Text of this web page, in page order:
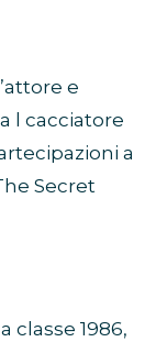
e
l cacciatore
a
Secret
classe 1986,